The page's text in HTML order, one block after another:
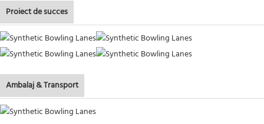
Proiect de succes
Ambalaj & Transport